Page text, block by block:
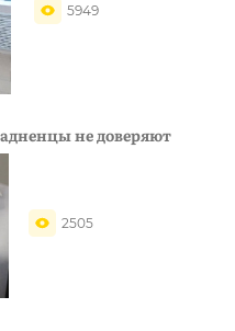
5949
не доверяют
2505